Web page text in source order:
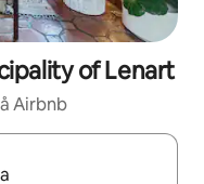
of Lenart
Airbnb
navigera med upp- och